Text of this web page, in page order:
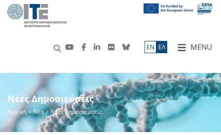
MENU
ΕN ΕΛ
Νέες Δημοσιεύσεις
Αρχική>Νέα> Νέες Δημοσιεύσεις